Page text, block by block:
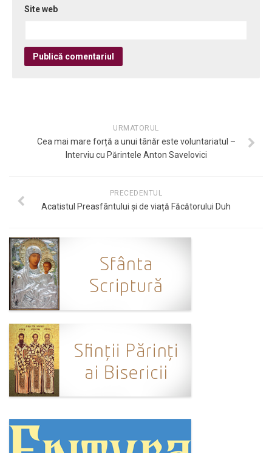
Site web
URMATORUL
Cea mai mare forță a unui tânăr este voluntariatul –
Interviu cu Părintele Anton Savelovici
PRECEDENTUL
Acatistul Preasfântului și de viață Făcătorului Duh